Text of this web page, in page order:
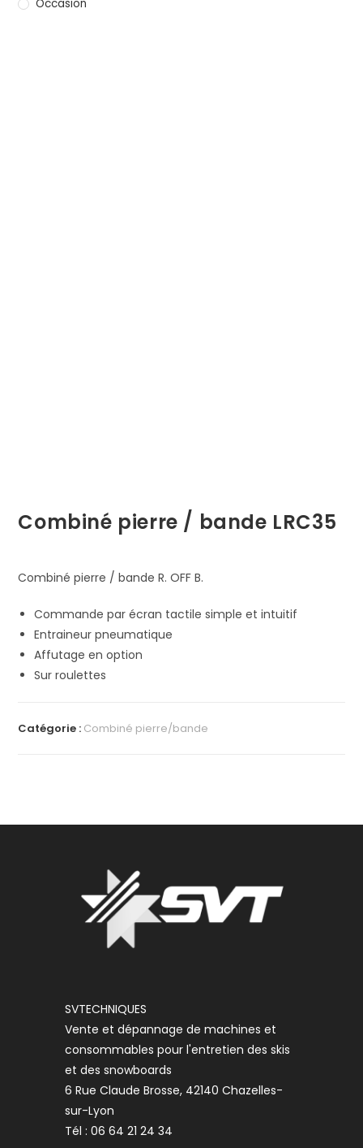
Occasion
Combiné pierre / bande LRC35
Combiné pierre / bande R. OFF B.
Commande par écran tactile simple et intuitif
Entraineur pneumatique
Affutage en option
Sur roulettes
Catégorie : Combiné pierre/bande
SVTECHNIQUES
Vente et dépannage de machines et
consommables pour l'entretien des skis
et des snowboards
6 Rue Claude Brosse, 42140 Chazelles-
sur-Lyon
Tél : 06 64 21 24 34